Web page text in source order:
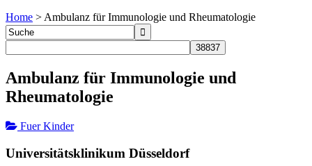
Home > Ambulanz für Immunologie und Rheumatologie
Ambulanz für Immunologie und
Rheumatologie
Fuer Kinder
Universitätsklinikum Düsseldorf